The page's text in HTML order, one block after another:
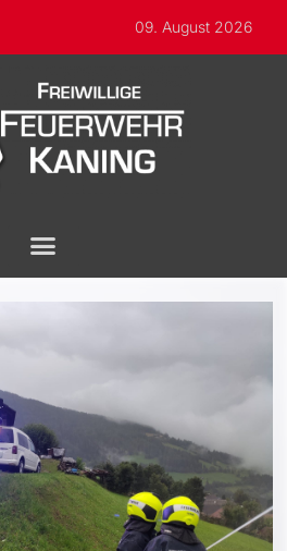
09. August 2026